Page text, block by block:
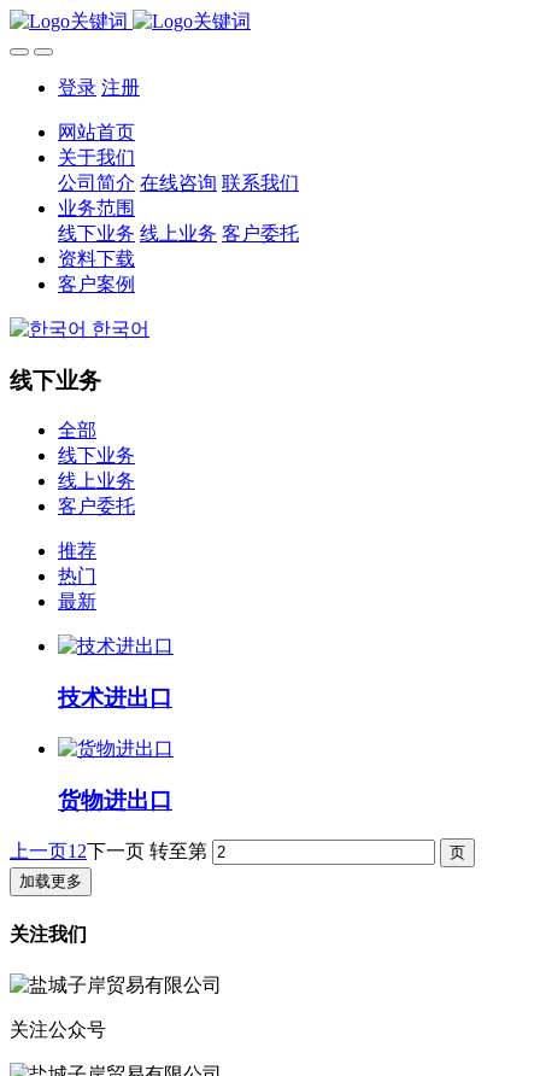
登录 注册
网站首页
关于我们
公司简介 在线咨询 联系我们
业务范围
线下业务 线上业务 客户委托
资料下载
客户案例
한국어
线下业务
全部
线下业务
线上业务
客户委托
推荐
热门
最新
技术进出口
货物进出口
上一页1 2下一页 转至第
加载更多
关注我们
关注公众号